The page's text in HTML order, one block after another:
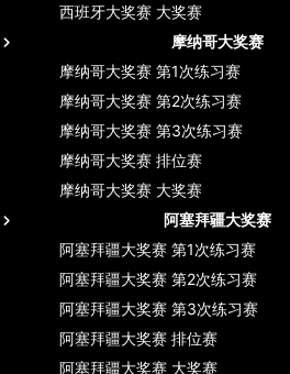
西班牙大奖赛 大奖赛
摩纳哥大奖赛
摩纳哥大奖赛 第1次练习赛
摩纳哥大奖赛 第2次练习赛
摩纳哥大奖赛 第3次练习赛
摩纳哥大奖赛 排位赛
摩纳哥大奖赛 大奖赛
阿塞拜疆大奖赛
阿塞拜疆大奖赛 第1次练习赛
阿塞拜疆大奖赛 第2次练习赛
阿塞拜疆大奖赛 第3次练习赛
阿塞拜疆大奖赛 排位赛
阿塞拜疆大奖赛 大奖赛